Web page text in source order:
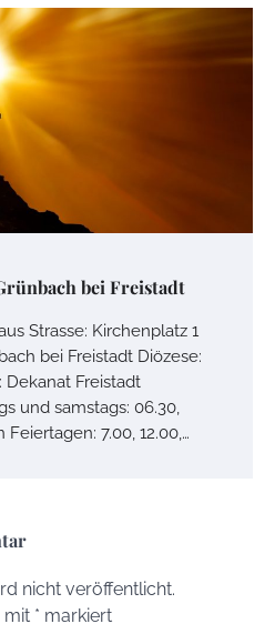
bei Freistadt
Strasse: Kirchenplatz 1
bei Freistadt Diözese:
Dekanat Freistadt
und samstags: 06.30,
7.00, 12.00,…
nicht veröffentlicht.
mit * markiert